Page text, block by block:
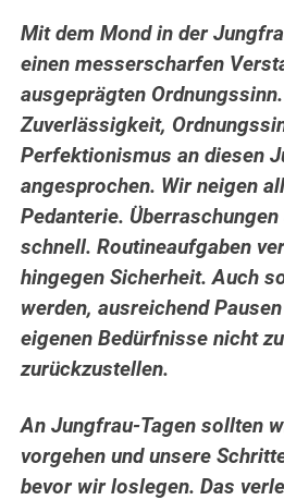
Mit dem Mond in der
einen messerscharfen
ausgeprägten
Zuverlässigkeit,
Perfektionismus an diesen
angesprochen. Wir neigen
Pedanterie.
schnell. Routineaufgaben
hingegen Sicherheit.Auch
werden, ausreichend
eigenen Bedürfnisse nicht
zurückzustellen.
An Jungfrau-Tagen sollten
vorgehen und unsere
bevor wir loslegen. Das